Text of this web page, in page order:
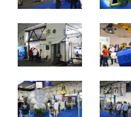
quarta a sábado - 10h / 19h